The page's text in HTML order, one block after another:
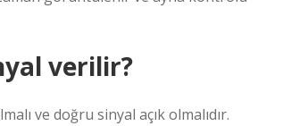
verilir?
ve doğru sinyal açık olmalıdır.